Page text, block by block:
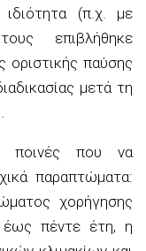
(π.χ. με
επιβλήθηκε
οριστικής παύσης
μετά τη
ποινές που να
παραπτώματα:
χορήγησης
έως πέντε έτη, η